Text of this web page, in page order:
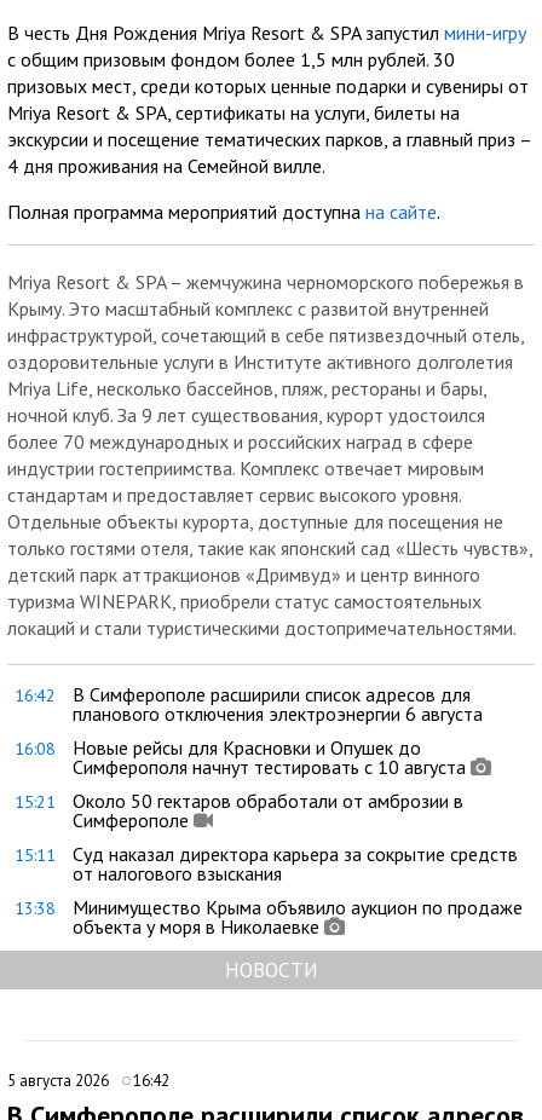
В честь Дня Рождения Mriya Resort & SPA запустил мини-игру
с общим призовым фондом более 1,5 млн рублей. 30
призовых мест, среди которых ценные подарки и сувениры от
Mriya Resort & SPA, сертификаты на услуги, билеты на
экскурсии и посещение тематических парков, а главный приз –
4 дня проживания на Семейной вилле.
Полная программа мероприятий доступна на сайте.
Mriya Resort & SPA – жемчужина черноморского побережья в
Крыму. Это масштабный комплекс с развитой внутренней
инфраструктурой, сочетающий в себе пятизвездочный отель,
оздоровительные услуги в Институте активного долголетия
Mriya Life, несколько бассейнов, пляж, рестораны и бары,
ночной клуб. За 9 лет существования, курорт удостоился
более 70 международных и российских наград в сфере
индустрии гостеприимства. Комплекс отвечает мировым
стандартам и предоставляет сервис высокого уровня.
Отдельные объекты курорта, доступные для посещения не
только гостями отеля, такие как японский сад «Шесть чувств»,
детский парк аттракционов «Дримвуд» и центр винного
туризма WINEPARK, приобрели статус самостоятельных
локаций и стали туристическими достопримечательностями.
16:42
В Симферополе расширили список адресов для
планового отключения электроэнергии 6 августа
16:08
Новые рейсы для Красновки и Опушек до
Симферополя начнут тестировать с 10 августа
15:21
Около 50 гектаров обработали от амброзии в
Симферополе
15:11
Суд наказал директора карьера за сокрытие средств
от налогового взыскания
13:38
Минимущество Крыма объявило аукцион по продаже
объекта у моря в Николаевке
НОВОСТИ
5 августа 2026 16:42